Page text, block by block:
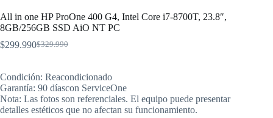
All in one HP ProOne 400 G4, Intel Core i7-8700T, 23.8″,
8GB/256GB SSD AiO NT PC
$329.990
El
original
era:
$329.990.
$299.990El
actual
es:
$299.990.
Condición: Reacondicionado
Garantía: 90 díascon ServiceOne
Nota: Las fotos son referenciales. El equipo puede presentar
detalles estéticos que no afectan su funcionamiento.